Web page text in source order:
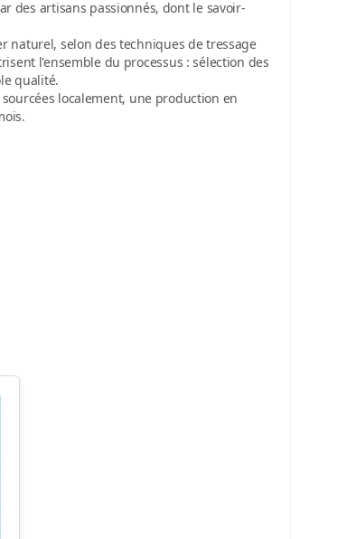
des artisans passionnés, dont le savoir-
naturel, selon des techniques de tressage
l'ensemble du processus : sélection des
qualité.
localement, une production en